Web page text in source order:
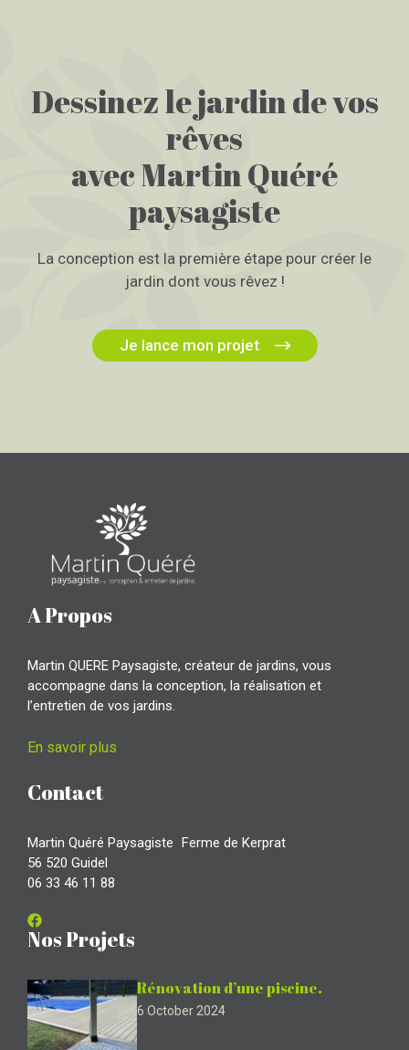
Dessinez le jardin de vos
rêves
avec Martin Quéré
paysagiste
La conception est la première étape pour créer le
jardin dont vous rêvez !
Je lance mon projet
A Propos
Martin QUERE Paysagiste, créateur de jardins, vous
accompagne dans la conception, la réalisation et
l’entretien de vos jardins.
En savoir plus
Contact
Martin Quéré Paysagiste Ferme de Kerprat
56 520 Guidel
06 33 46 11 88
Nos Projets
Rénovation d’une piscine.
6 October 2024